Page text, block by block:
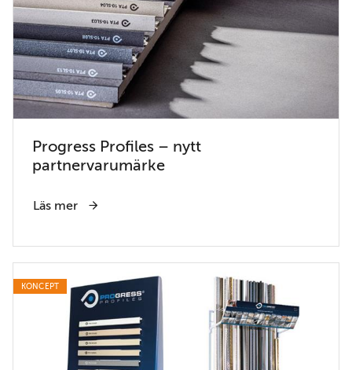
Progress Profiles – nytt
partnervarumärke
Läs mer
KONCEPT